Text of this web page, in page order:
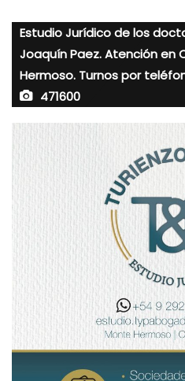
Estudio Jurídico de los
Joaquín Paez. Atención en
Hermoso. Turnos por
471600